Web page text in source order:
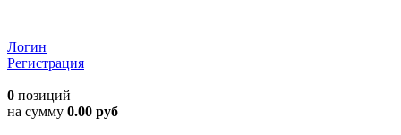
Логин
Регистрация
0 позиций
на сумму 0.00 руб